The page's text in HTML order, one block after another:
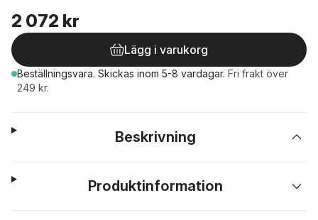
2 072 kr
Lägg i varukorg
Beställningsvara. Skickas inom 5-8 vardagar. Fri frakt över
249 kr.
Beskrivning
Produktinformation